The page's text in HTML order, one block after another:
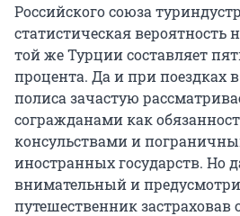
Российского союза
статистическая вероятность
той же Турции составляет
процента. Да и при поездках
полиса зачастую
согражданами как
консульствами и
иностранных государств. Но
внимательный и
путешественник застраховав